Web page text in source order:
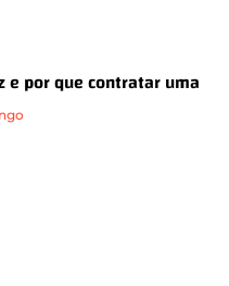
e por que contratar uma